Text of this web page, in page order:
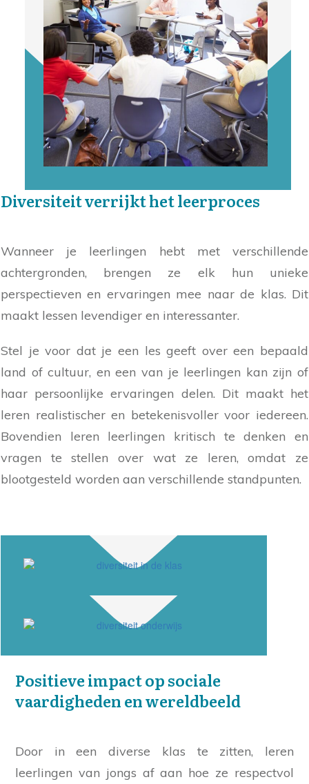
Diversiteit verrijkt het leerproces
Wanneer je leerlingen hebt met verschillende
achtergronden, brengen ze elk hun unieke
perspectieven en ervaringen mee naar de klas. Dit
maakt lessen levendiger en interessanter.
Stel je voor dat je een les geeft over een bepaald
land of cultuur, en een van je leerlingen kan zijn of
haar persoonlijke ervaringen delen. Dit maakt het
leren realistischer en betekenisvoller voor iedereen.
Bovendien leren leerlingen kritisch te denken en
vragen te stellen over wat ze leren, omdat ze
blootgesteld worden aan verschillende standpunten.
Positieve impact op sociale
vaardigheden en wereldbeeld
Door in een diverse klas te zitten, leren
leerlingen van jongs af aan hoe ze respectvol